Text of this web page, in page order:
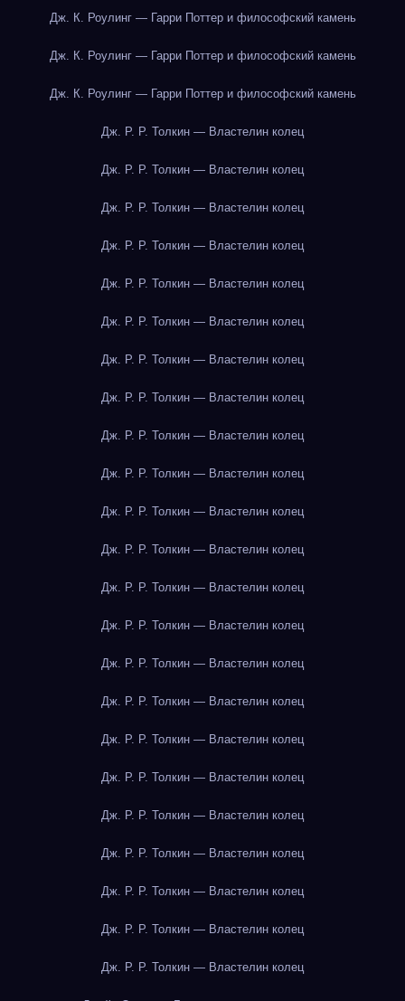
Дж. К. Роулинг — Гарри Поттер и философский камень
Дж. К. Роулинг — Гарри Поттер и философский камень
Дж. К. Роулинг — Гарри Поттер и философский камень
Дж. Р. Р. Толкин — Властелин колец
Дж. Р. Р. Толкин — Властелин колец
Дж. Р. Р. Толкин — Властелин колец
Дж. Р. Р. Толкин — Властелин колец
Дж. Р. Р. Толкин — Властелин колец
Дж. Р. Р. Толкин — Властелин колец
Дж. Р. Р. Толкин — Властелин колец
Дж. Р. Р. Толкин — Властелин колец
Дж. Р. Р. Толкин — Властелин колец
Дж. Р. Р. Толкин — Властелин колец
Дж. Р. Р. Толкин — Властелин колец
Дж. Р. Р. Толкин — Властелин колец
Дж. Р. Р. Толкин — Властелин колец
Дж. Р. Р. Толкин — Властелин колец
Дж. Р. Р. Толкин — Властелин колец
Дж. Р. Р. Толкин — Властелин колец
Дж. Р. Р. Толкин — Властелин колец
Дж. Р. Р. Толкин — Властелин колец
Дж. Р. Р. Толкин — Властелин колец
Дж. Р. Р. Толкин — Властелин колец
Дж. Р. Р. Толкин — Властелин колец
Дж. Р. Р. Толкин — Властелин колец
Дж. Р. Р. Толкин — Властелин колец